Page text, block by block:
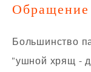
Обращение
Большинство
"ушной хрящ -